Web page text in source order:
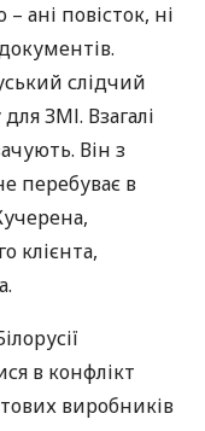
ані повісток, ні
слідчий
дляЗМІ. Взагалі
Він з
перебуває в
клієнта,
в конфлікт
виробників